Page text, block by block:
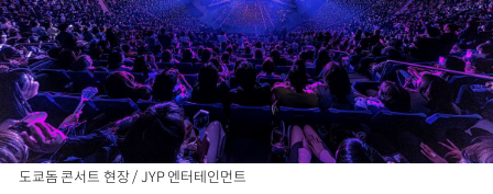
도쿄돔 콘서트 현장 / JYP 엔터테인먼트